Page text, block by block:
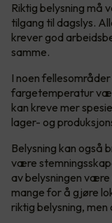
Riktig belysning må
tilgang til dagslys.
krever god
samme.
I noen
fargetemperatur
kan kreve mer
lager- og
Belysning kan også
være
av belysningen
mange for å gjøre
riktig belysning,